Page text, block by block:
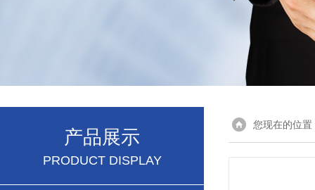
产品展示
PRODUCT DISPLAY
您现在的位置